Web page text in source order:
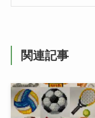
関連記事